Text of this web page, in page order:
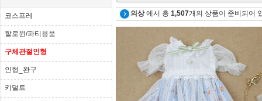
코스프레
할로윈/파티용품
구체관절인형
인형_완구
키덜트
의상에서 총 1,507개의 상품이 준비되어